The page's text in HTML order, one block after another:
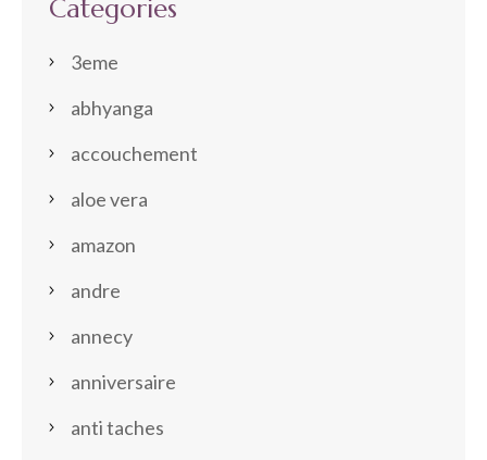
Categories
3eme
abhyanga
accouchement
aloe vera
amazon
andre
annecy
anniversaire
anti taches